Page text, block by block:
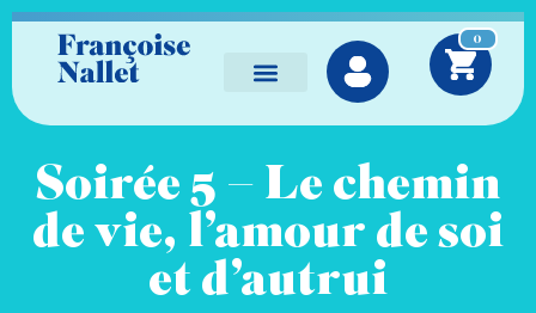
0
Soirée 5 – Le chemin
de vie, l’amour de soi
et d’autrui